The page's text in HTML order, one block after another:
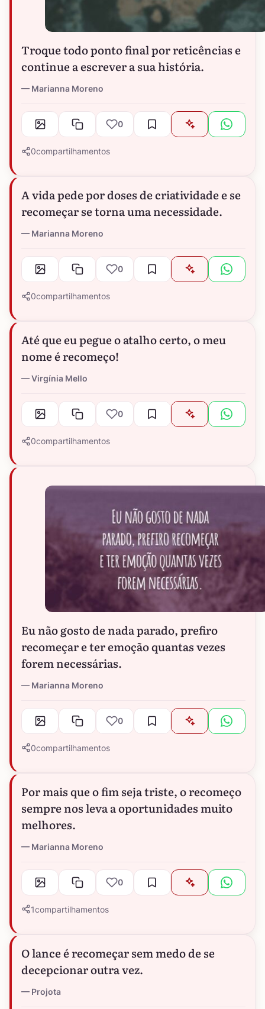
Troque todo ponto final por reticências e
continue a escrever a sua história.
Marianna Moreno
0
0compartilhamentos
A vida pede por doses de criatividade e se
recomeçar se torna uma necessidade.
Marianna Moreno
0
0compartilhamentos
Até que eu pegue o atalho certo, o meu
nome é recomeço!
Virgínia Mello
0
0compartilhamentos
Eu não gosto de nada parado, prefiro
recomeçar e ter emoção quantas vezes
forem necessárias.
Marianna Moreno
0
0compartilhamentos
Por mais que o fim seja triste, o recomeço
sempre nos leva a oportunidades muito
melhores.
Marianna Moreno
0
1compartilhamentos
O lance é recomeçar sem medo de se
decepcionar outra vez.
Projota